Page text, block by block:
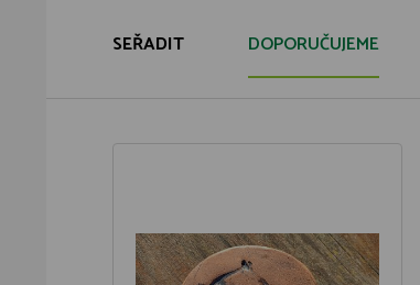
SEŘADIT DOPORUČUJEME